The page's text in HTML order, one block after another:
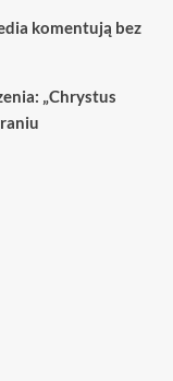
komentują bez
„Chrystus